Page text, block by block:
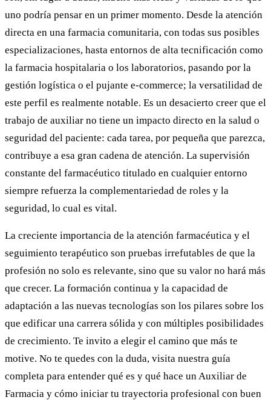
uno podría pensar en un primer momento. Desde la atención
directa en una farmacia comunitaria, con todas sus posibles
especializaciones, hasta entornos de alta tecnificación como
la farmacia hospitalaria o los laboratorios, pasando por la
gestión logística o el pujante e-commerce; la versatilidad de
este perfil es realmente notable. Es un desacierto creer que el
trabajo de auxiliar no tiene un impacto directo en la salud o
seguridad del paciente: cada tarea, por pequeña que parezca,
contribuye a esa gran cadena de atención. La supervisión
constante del farmacéutico titulado en cualquier entorno
siempre refuerza la complementariedad de roles y la
seguridad, lo cual es vital.
La creciente importancia de la atención farmacéutica y el
seguimiento terapéutico son pruebas irrefutables de que la
profesión no solo es relevante, sino que su valor no hará más
que crecer. La formación continua y la capacidad de
adaptación a las nuevas tecnologías son los pilares sobre los
que edificar una carrera sólida y con múltiples posibilidades
de crecimiento. Te invito a elegir el camino que más te
motive. No te quedes con la duda, visita nuestra guía
completa para entender qué es y qué hace un Auxiliar de
Farmacia y cómo iniciar tu trayectoria profesional con buen